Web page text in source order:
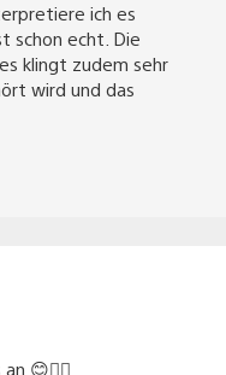
ich es
schon echt. Die
klingt zudem sehr
wird und das
😊👍🏻